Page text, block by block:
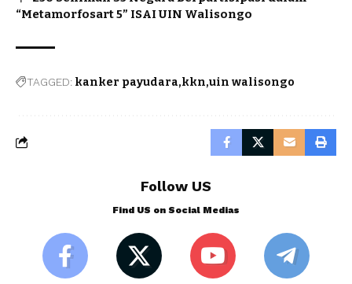
“Metamorfosart 5” ISAI UIN Walisongo
TAGGED: kanker payudara kkn uin walisongo
Follow US
Find US on Social Medias